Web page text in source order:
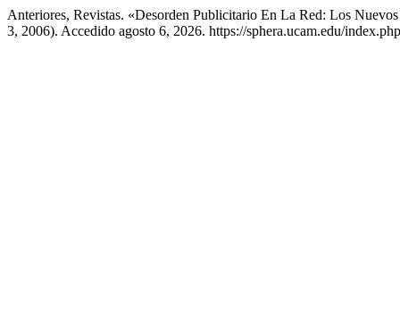
Anteriores, Revistas. «Desorden Publicitario En La Red: Los
3, 2006). Accedido agosto 6, 2026. https://sphera.ucam.edu/